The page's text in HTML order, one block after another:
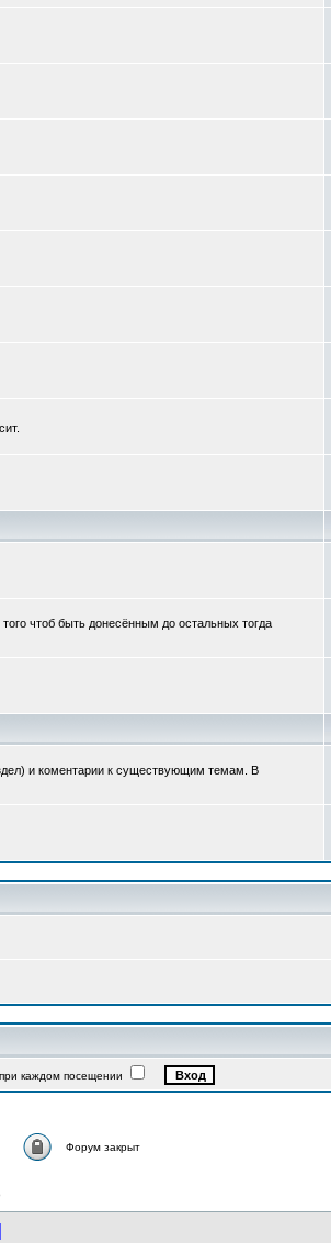
чтоб быть донесённым до остальных тогда
и коментарии к существующим темам. В
каждом посещении
Форум закрыт